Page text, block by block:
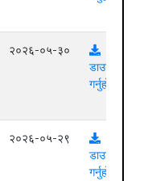
२०२६-०५-३०
डाउनलोड
गर्नुहोस्
२०२६-०५-२९
डाउनलोड
गर्नुहोस्